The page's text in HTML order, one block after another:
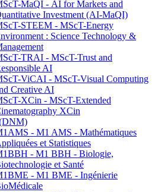
MaQI - AI for Markets and
Investment (AI-MaQI)
STEEM - MScT-Energy
: Science Technology &
TRAI - MScT-Trust and
AI
ViCAI - MScT-Visual Computing
Creative AI
XCin - MScT-Extended
XCin
- M1 AMS - Mathématiques
et Statistiques
- M1 BBH - Biologie,
et Santé
- M1 BME - Ingénierie